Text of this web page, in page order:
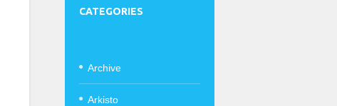
CATEGORIES
Archive
Arkisto